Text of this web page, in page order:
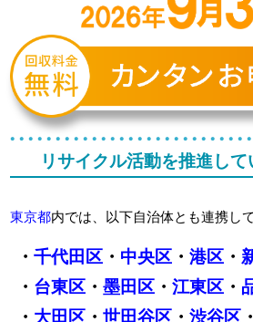
リサイクル活動を推進し
東京都内では、以下自治体とも連携し
・ 千代田区・ 中央区・ 港区・
・ 台東区・ 墨田区・ 江東区・
・ 大田区・ 世田谷区・ 渋谷区・